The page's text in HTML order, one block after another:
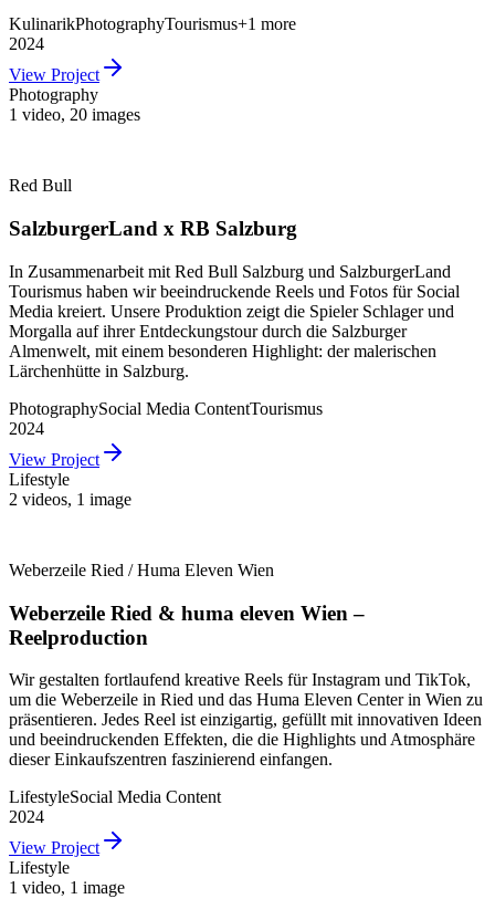
KulinarikPhotographyTourismus+1 more
2024
View Project
Photography
1 video, 20 images
Red Bull
SalzburgerLand x RB Salzburg
In Zusammenarbeit mit Red Bull Salzburg und SalzburgerLand
Tourismus haben wir beeindruckende Reels und Fotos für Social
Media kreiert. Unsere Produktion zeigt die Spieler Schlager und
Morgalla auf ihrer Entdeckungstour durch die Salzburger
Almenwelt, mit einem besonderen Highlight: der malerischen
Lärchenhütte in Salzburg.
PhotographySocial Media ContentTourismus
2024
View Project
Lifestyle
2 videos, 1 image
Weberzeile Ried / Huma Eleven Wien
Weberzeile Ried & huma eleven Wien –
Reelproduction
Wir gestalten fortlaufend kreative Reels für Instagram und TikTok,
um die Weberzeile in Ried und das Huma Eleven Center in Wien zu
präsentieren. Jedes Reel ist einzigartig, gefüllt mit innovativen Ideen
und beeindruckenden Effekten, die die Highlights und Atmosphäre
dieser Einkaufszentren faszinierend einfangen.
LifestyleSocial Media Content
2024
View Project
Lifestyle
1 video, 1 image